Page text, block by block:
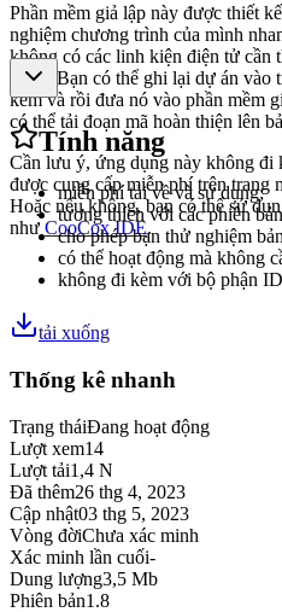
Phần mềm giả lập này được thiết
nghiệm chương trình của mình
không có các linh kiện điện tử cần
quan. Bạn có thể ghi lại dự án
kèm và rồi đưa nó vào phần mềm
có thể tải đoạn mã hoàn thiện lên
Cần lưu ý, ứng dụng này không đi
được cung cấp miễn phí trên trang
Hoặc nếu không, bạn có thể sử
như CooCox IDE.
Tính năng
miễn phí tải về và sử dụng;
tương thích với các phiên
cho phép bạn thử nghiệm
có thể hoạt động mà không
không đi kèm với bộ phận
tải xuống
Thống kê nhanh
Trạng tháiĐang hoạt động
Lượt xem14
Lượt tải1,4 N
Đã thêm26 thg 4, 2023
Cập nhật03 thg 5, 2023
Vòng đờiChưa xác minh
Xác minh lần cuối-
Dung lượng3,5 Mb
Phiên bản1.8